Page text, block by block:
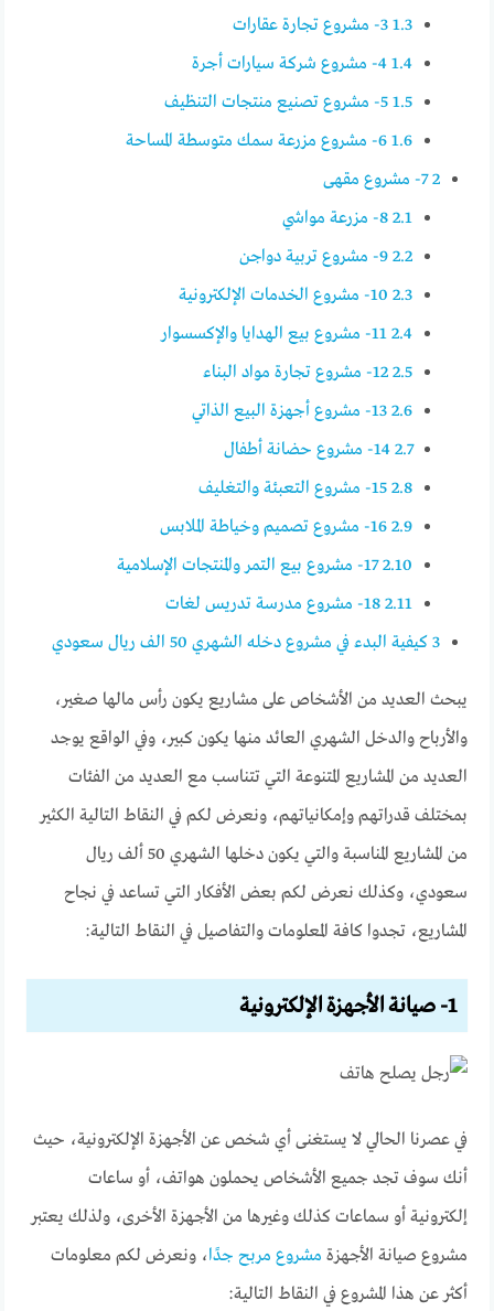
1.3 3- مشروع تجارة عقارات
1.4 4- مشروع شركة سيارات أجرة
1.5 5- مشروع تصنيع منتجات التنظيف
1.6 6- مشروع مزرعة سمك متوسطة المساحة
27- مشروع مقهى
2.1 8- مزرعة مواشي
2.2 9- مشروع تربية دواجن
2.3
2.4 11- مشروع بيع الهدايا والإكسسوار
2.5 12- مشروع تجارة مواد البناء
2.6 13- مشروع أجهزة البيع الذاتي
2.7 14- مشروع حضانة أطفال
2.8 15- مشروع التعبئة والتغليف
2.9 16- مشروع تصميم وخياطة الملابس
2.1017- مشروع بيع التمر والمنتجات الإسلامية
2.11 18- مشروع مدرسة تدريس لغات
3 كيفية البدء في مشروع دخله الشهري 50 الف ريال سعودي
يبحث العديد من الأشخاص على مشاريع يكون رأس مالها صغير،
والأرباح والدخل الشهري العائد منها يكون كبير، وفي الواقع يوجد
العديد من المشاريع المتنوعة التي تتناسب مع العديد من الفئات
بمختلف قدراتهم وإمكانياتهم، ونعرض لكم في النقاط التالية الكثير
من المشاريع المناسبة والتي يكون دخلها الشهري 50 ألف ريال
سعودي، وكذلك نعرض لكم بعض الأفكار التي تساعد في نجاح
المشاريع، تجدوا كافة المعلومات والتفاصيل في النقاط التالية:
1- صيانة الأجهزة الإلكترونية
في عصرنا الحالي لا يستغنى أي شخص عن الأجهزة الإلكترونية، حيث
أنك سوف تجد جميع الأشخاص يحملون هواتف، أو ساعات
إلكترونية أو سماعات كذلك وغيرها من الأجهزة الأخرى، ولذلك يعتبر
مشروع صيانة الأجهزة مشروع مربح جدًا، ونعرض لكم معلومات
أكثر عن هذا المشروع في النقاط التالية: